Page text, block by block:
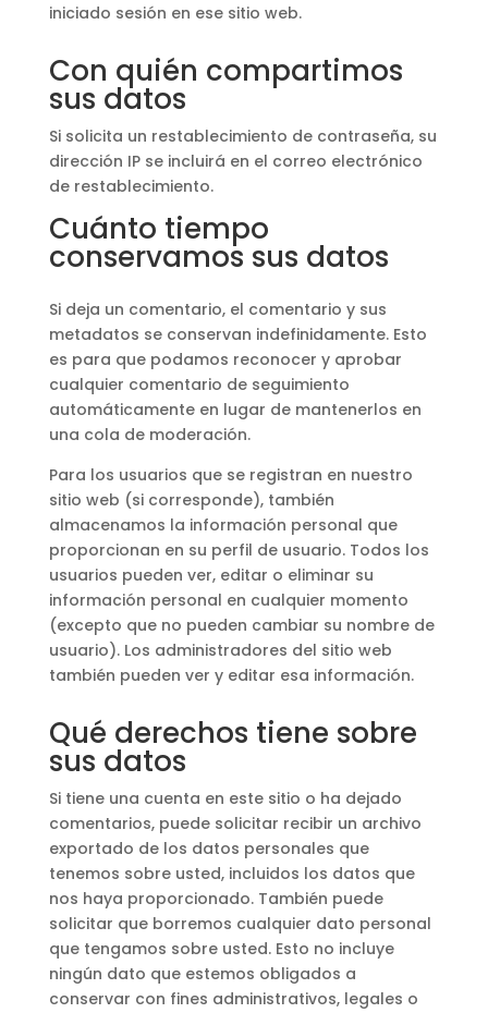
iniciado sesión en ese sitio web.
Con quién compartimos
sus datos
Si solicita un restablecimiento de contraseña, su
dirección IP se incluirá en el correo electrónico
de restablecimiento.
Cuánto tiempo
conservamos sus datos
Si deja un comentario, el comentario y sus
metadatos se conservan indefinidamente. Esto
es para que podamos reconocer y aprobar
cualquier comentario de seguimiento
automáticamente en lugar de mantenerlos en
una cola de moderación.
Para los usuarios que se registran en nuestro
sitio web (si corresponde), también
almacenamos la información personal que
proporcionan en su perfil de usuario. Todos los
usuarios pueden ver, editar o eliminar su
información personal en cualquier momento
(excepto que no pueden cambiar su nombre de
usuario). Los administradores del sitio web
también pueden ver y editar esa información.
Qué derechos tiene sobre
sus datos
Si tiene una cuenta en este sitio o ha dejado
comentarios, puede solicitar recibir un archivo
exportado de los datos personales que
tenemos sobre usted, incluidos los datos que
nos haya proporcionado. También puede
solicitar que borremos cualquier dato personal
que tengamos sobre usted. Esto no incluye
ningún dato que estemos obligados a
conservar con fines administrativos, legales o